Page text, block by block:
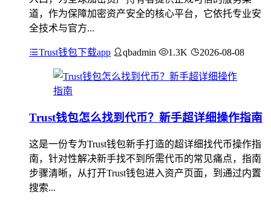
道，作为保障加密资产安全的核心平台，它依托专业安
全技术与官方...
Trust钱包下载app qbadmin 1.3K 2026-08-08
Trust钱包怎么找到代币？新手超详细操作指南
这是一份专为Trust钱包新手打造的超详细找代币操作指
南，针对性解决新手找不到所需代币的常见痛点，指南
步骤清晰，从打开Trust钱包进入资产页面，到通过内置
搜索...